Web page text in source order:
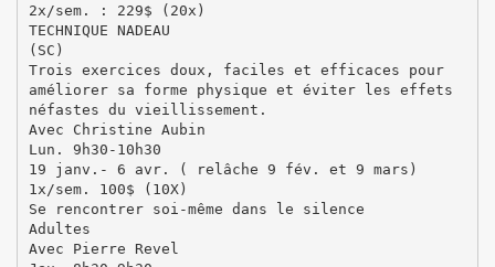
2x/sem. : 229$ (20x)
TECHNIQUE NADEAU
(SC)
Trois exercices doux, faciles et efficaces pour
améliorer sa forme physique et éviter les effets
néfastes du vieillissement.
Avec Christine Aubin
Lun. 9h30-10h30
19 janv.- 6 avr. ( relâche 9 fév. et 9 mars)
1x/sem. 100$ (10X)
Se rencontrer soi-même dans le silence
Adultes
Avec Pierre Revel